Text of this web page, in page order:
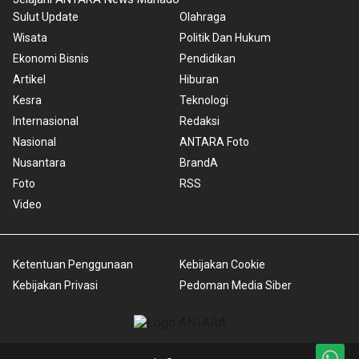
Sulut Update
Wisata
Ekonomi Bisnis
Artikel
Kesra
Internasional
Nasional
Nusantara
Foto
Video
Olahraga
Politik Dan Hukum
Pendidikan
Hiburan
Teknologi
Redaksi
ANTARA Foto
BrandA
RSS
Ketentuan Penggunaan
Kebijakan Privasi
Kebijakan Cookie
Pedoman Media Siber